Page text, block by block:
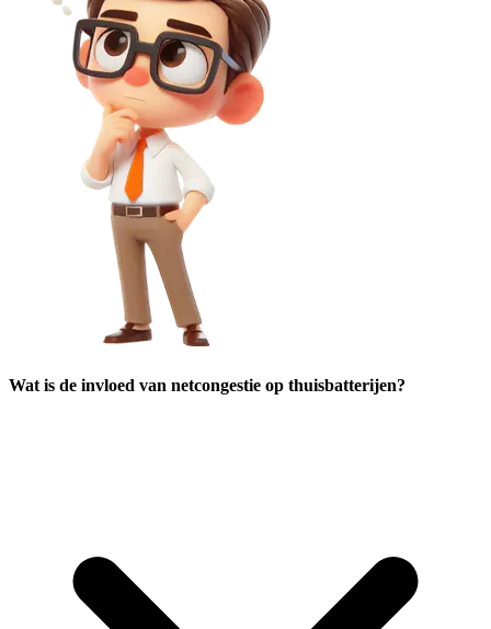
Wat is de invloed van netcongestie op thuisbatterijen?